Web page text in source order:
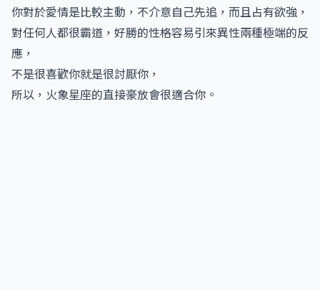
你對於愛情是比較主動，不介意自己先追，而且占有欲強，
對任何人都很霸道，好勝的性格容易引來異性兩種極端的反
應，
不是很喜歡你就是很討厭你，
所以，火象星座的直接豪放會很適合你。